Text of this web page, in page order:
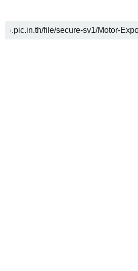
העתק